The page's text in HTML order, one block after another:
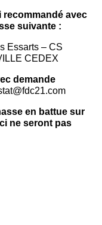
avec
suivante :
Essarts – CS
CEDEX
demande
en battue sur
ne seront pas